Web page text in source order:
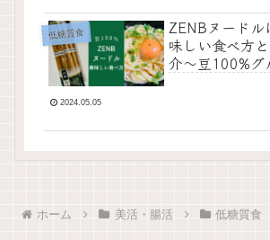
低糖質食
ZENBヌードル
味しい食べ方
介〜豆100%グ
2024.05.05
ホーム 美活・腸活 低糖質食